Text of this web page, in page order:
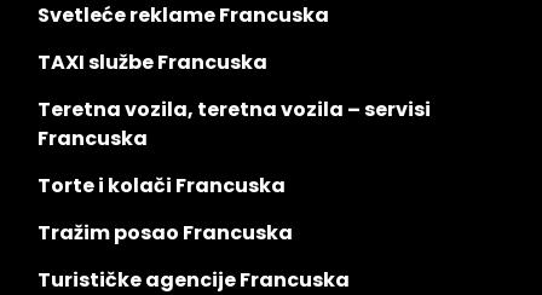
Svetleće reklame Francuska
TAXI službe Francuska
Teretna vozila, teretna vozila – servisi
Francuska
Torte i kolači Francuska
Tražim posao Francuska
Turističke agencije Francuska